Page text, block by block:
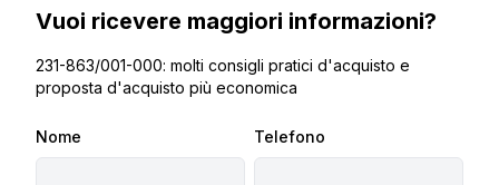
Vuoi ricevere maggiori informazioni?
231-863/001-000: molti consigli pratici d'acquisto e
proposta d'acquisto più economica
Nome Telefono